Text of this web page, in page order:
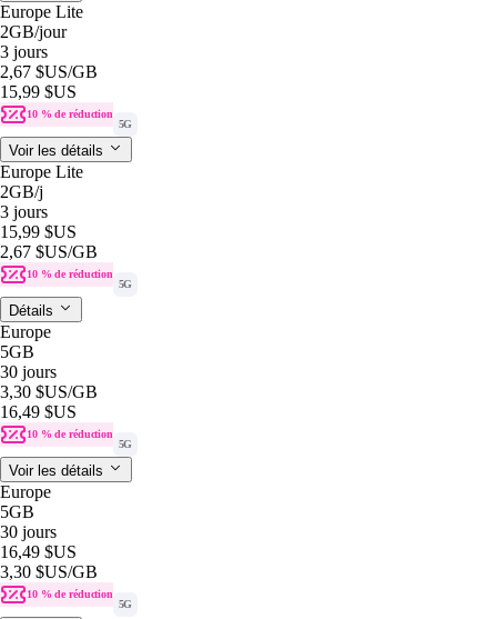
Europe Lite
2GB/jour
3 jours
2,67 $US/GB
15,99 $US
10 % de réduction
5G
Voir les détails
Europe Lite
2GB/j
3 jours
15,99 $US
2,67 $US/GB
10 % de réduction
5G
Détails
Europe
5GB
30 jours
3,30 $US/GB
16,49 $US
10 % de réduction
5G
Voir les détails
Europe
5GB
30 jours
16,49 $US
3,30 $US/GB
10 % de réduction
5G